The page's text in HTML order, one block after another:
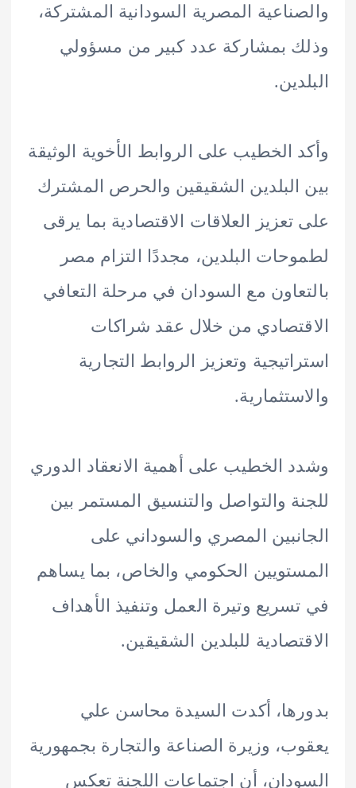
المصرية السودانية المشتركة،
بمشاركة عدد كبير من مسؤولي
الخطيب على الروابط الأخوية الوثيقة
البلدين الشقيقين والحرص المشترك
العلاقات الاقتصادية بما يرقى
البلدين، مجددًا التزام مصر
مع السودان في مرحلة التعافي
من خلال عقد شراكات
وتعزيز الروابط التجارية
الخطيب على أهمية الانعقاد الدوري
والتواصل والتنسيق المستمر بين
المصري والسوداني على
الحكومي والخاص، بما يساهم
وتيرة العمل وتنفيذ الأهداف
للبلدين الشقيقين.
أكدت السيدة محاسن علي
وزيرة الصناعة والتجارة بجمهورية
أن اجتماعات اللجنة تعكس